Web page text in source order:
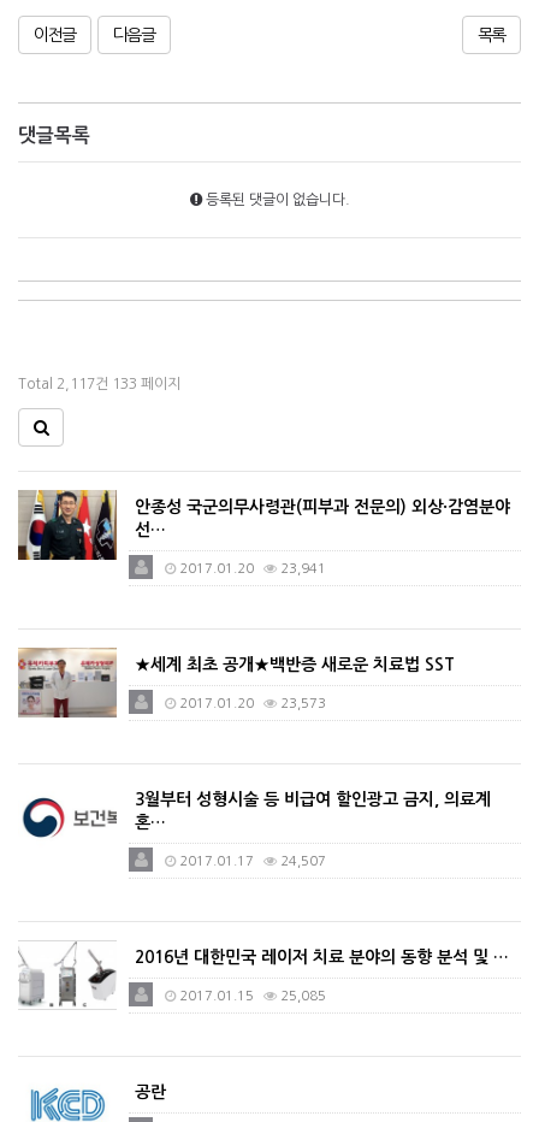
이전글 다음글 목록
댓글목록
등록된 댓글이 없습니다.
Total 2,117건 133 페이지
안종성 국군의무사령관(피부과 전문의) 외상·감염분야
선…
2017.01.20 23,941
★세계 최초 공개★백반증 새로운 치료법 SST
2017.01.20 23,573
3월부터 성형시술 등 비급여 할인광고 금지, 의료계
혼…
2017.01.17 24,507
2016년 대한민국 레이저 치료 분야의 동향 분석 및 …
2017.01.15 25,085
공란